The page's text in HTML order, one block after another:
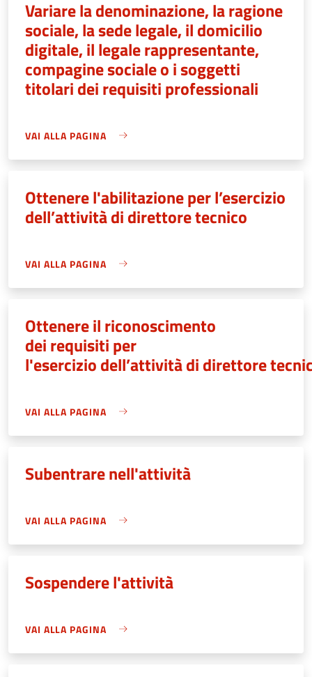
Variare la denominazione, la ragione
sociale, la sede legale, il domicilio
digitale, il legale rappresentante,
compagine sociale o i soggetti
titolari dei requisiti professionali
VAI ALLA PAGINA
Ottenere l'abilitazione per l’esercizio
dell’attività di direttore tecnico
VAI ALLA PAGINA
Ottenere il riconoscimento
dei requisiti per
l'esercizio dell’attività di direttore
VAI ALLA PAGINA
Subentrare nell'attività
VAI ALLA PAGINA
Sospendere l'attività
VAI ALLA PAGINA